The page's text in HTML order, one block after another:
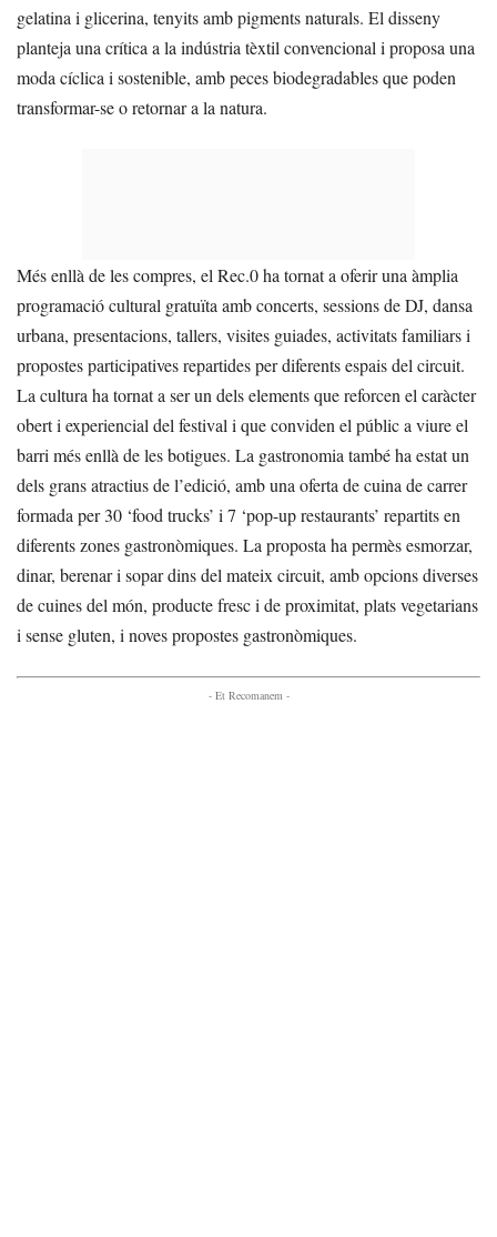
gelatina i glicerina, tenyits amb pigments naturals. El disseny
planteja una crítica a la indústria tèxtil convencional i proposa una
moda cíclica i sostenible, amb peces biodegradables que poden
transformar-se o retornar a la natura.
Més enllà de les compres, el Rec.0 ha tornat a oferir una àmplia
programació cultural gratuïta amb concerts, sessions de DJ, dansa
urbana, presentacions, tallers, visites guiades, activitats familiars i
propostes participatives repartides per diferents espais del circuit.
La cultura ha tornat a ser un dels elements que reforcen el caràcter
obert i experiencial del festival i que conviden el públic a viure el
barri més enllà de les botigues. La gastronomia també ha estat un
dels grans atractius de l’edició, amb una oferta de cuina de carrer
formada per 30 ‘food trucks’ i 7 ‘pop-up restaurants’ repartits en
diferents zones gastronòmiques. La proposta ha permès esmorzar,
dinar, berenar i sopar dins del mateix circuit, amb opcions diverses
de cuines del món, producte fresc i de proximitat, plats vegetarians
i sense gluten, i noves propostes gastronòmiques.
- Et Recomanem -